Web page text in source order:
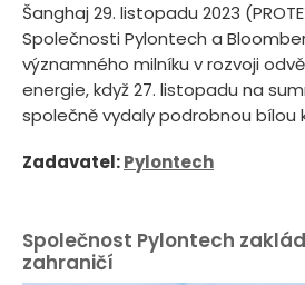
Šanghaj 29. listopadu 2023
Společnosti Pylontech a
významného milníku v rozvoji
energie, když 27. listopadu na
společně vydaly podrobnou bílou
Zadavatel:Pylontech
Společnost Pylontech
zahraničí